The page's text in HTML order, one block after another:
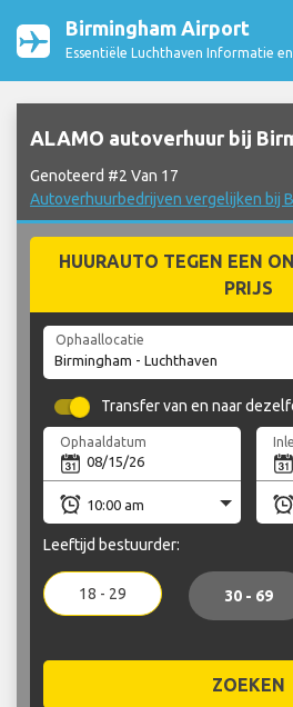
Birmingham Airport
Essentiële Luchthaven Informatie
ALAMO autoverhuur bij
Genoteerd #2 Van 17
Autoverhuurbedrijven vergelijken bij
HUURAUTO TEGEN EEN
PRIJS
Ophaallocatie
Transfer van en naar
Ophaaldatum
Leeftijd bestuurder:
18 - 29 30 - 69
ZOEKEN